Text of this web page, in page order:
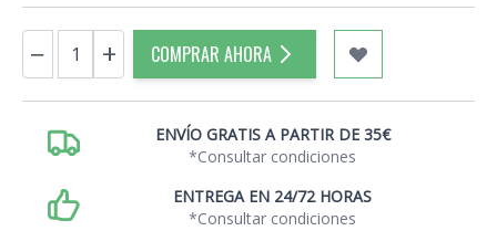
Cantidad
− + COMPRAR AHORA
ENVÍO GRATIS A PARTIR DE 35€
*Consultar condiciones
ENTREGA EN 24/72 HORAS
*Consultar condiciones